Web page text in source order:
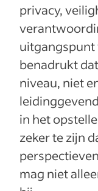
privacy,
uitgangspunt
benadrukt
niveau, niet
in het
zeker te zijn
mag niet